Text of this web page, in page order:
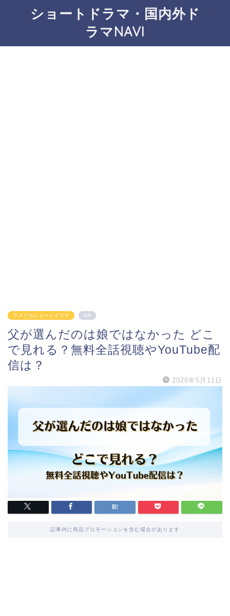
ショートドラマ・国内外ド
ラマNAVI
アメリカショートドラマ PR
父が選んだのは娘ではなかった どこ
で見れる？無料全話視聴やYouTube配
信は？
2026年5月11日
記事内に商品プロモーションを含む場合があります